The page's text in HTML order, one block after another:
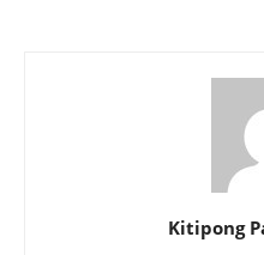
Kitipong